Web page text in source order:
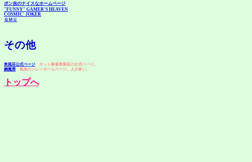
ポン吉のナイスなホームページ
"FUNNY" GAMER'S HEAVEN
COSMIC' JOKER
ＧＭＵ
その他
東風荘公式ページ ネット麻雀東風荘の公式ページ。
鋼魔窟 風来のシレンホームページ。人が多い。
トップへ